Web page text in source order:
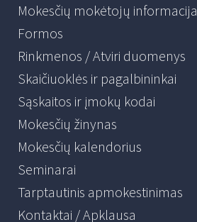
Mokesčių mokėtojų informacija
Formos
Rinkmenos / Atviri duomenys
Skaičiuoklės ir pagalbininkai
Sąskaitos ir įmokų kodai
Mokesčių žinynas
Mokesčių kalendorius
Seminarai
Tarptautinis apmokestinimas
Kontaktai / Apklausa